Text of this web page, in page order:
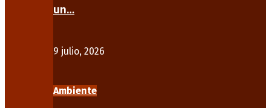
un…
9 julio, 2026
Ambiente